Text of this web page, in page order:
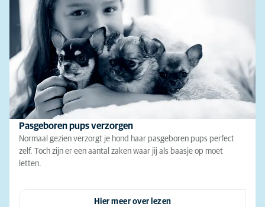
Pasgeboren pups verzorgen
Normaal gezien verzorgt je hond haar pasgeboren pups perfect
zelf. Toch zijn er een aantal zaken waar jij als baasje op moet
letten.
Hier meer over lezen